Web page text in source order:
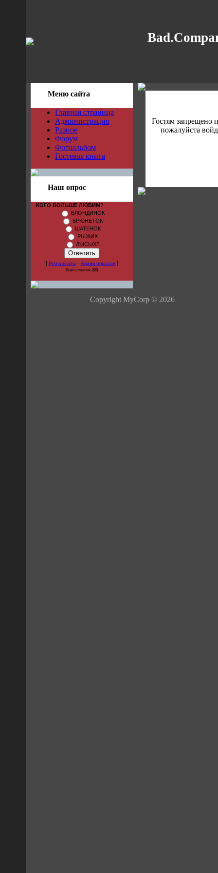
Меню сайта
Главная страница
Администрация
Разное
Форум
Фотоальбом
Гостевая книга
Наш опрос
КОГО БОЛЬШЕ ЛЮБИМ?
БЛОНДИНОК
БРЮНЕТОК
ШАТЕНОК
РЫЖИХ
ЛЫСЫХ?
[ Результаты· Архив опросов]
Всего ответов: 223
Гостям запрещено
пожалуйста
Copyright MyCorp © 2026